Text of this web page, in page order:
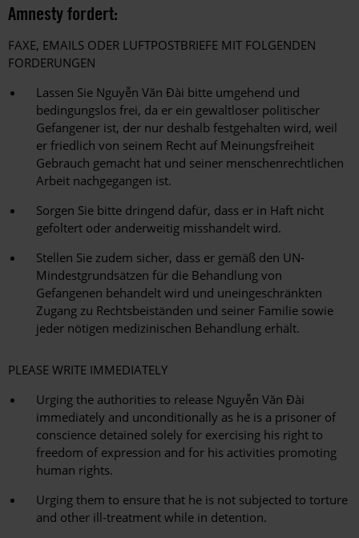
Amnesty fordert:
FAXE, EMAILS ODER LUFTPOSTBRIEFE MIT FOLGENDEN
FORDERUNGEN
Lassen Sie Nguyễn Văn Đài bitte umgehend und
bedingungslos frei, da er ein gewaltloser politischer
Gefangener ist, der nur deshalb festgehalten wird, weil
er friedlich von seinem Recht auf Meinungsfreiheit
Gebrauch gemacht hat und seiner menschenrechtlichen
Arbeit nachgegangen ist.
Sorgen Sie bitte dringend dafür, dass er in Haft nicht
gefoltert oder anderweitig misshandelt wird.
Stellen Sie zudem sicher, dass er gemäß den UN-
Mindestgrundsätzen für die Behandlung von
Gefangenen behandelt wird und uneingeschränkten
Zugang zu Rechtsbeiständen und seiner Familie sowie
jeder nötigen medizinischen Behandlung erhält.
PLEASE WRITE IMMEDIATELY
Urging the authorities to release Nguyễn Văn Đài
immediately and unconditionally as he is a prisoner of
conscience detained solely for exercising his right to
freedom of expression and for his activities promoting
human rights.
Urging them to ensure that he is not subjected to torture
and other ill-treatment while in detention.